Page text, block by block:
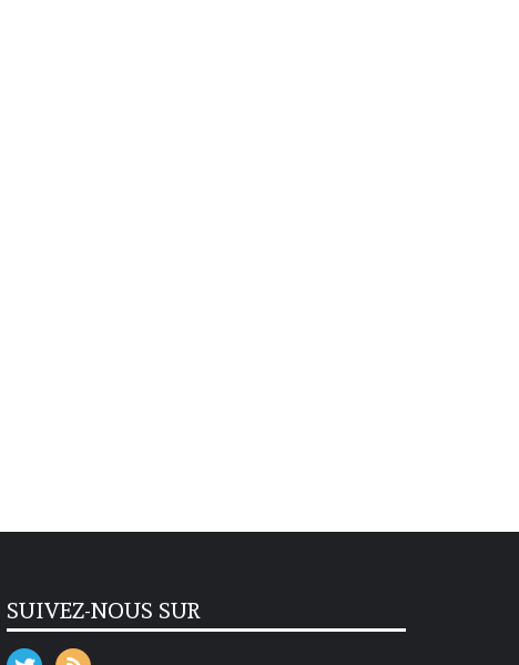
SUIVEZ-NOUS SUR